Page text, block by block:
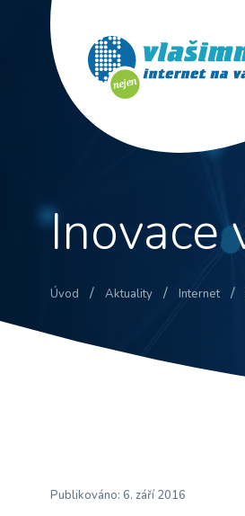
Inovace
Úvod / Aktuality / Internet /
Publikováno: 6. září 2016